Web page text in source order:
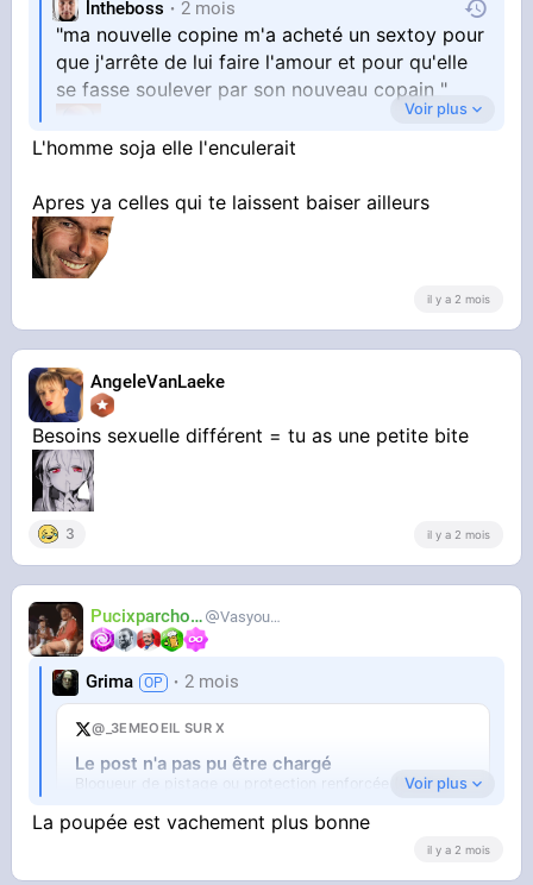
lntheboss 2 mois
"ma nouvelle copine m'a acheté un sextoy pour
que j'arrête de lui faire l'amour et pour qu'elle
se fasse soulever par son nouveau copain "
misérable
Voir plus
L'homme soja elle l'enculerait
Apres ya celles qui te laissent baiser ailleurs
il y a 2 mois
AngeleVanLaeke
Besoins sexuelle différent = tu as une petite bite
3 il y a 2 mois
Pucixparchoix Vasyouioui_
Grima 2 mois
@_3EMEOEIL SUR X
Le post n'a pas pu être chargé
Bloqueur de pistage ou protection renforcée (Firefox).
Ouvrir sur X↗
Voir plus
La poupée est vachement plus bonne
il y a 2 mois